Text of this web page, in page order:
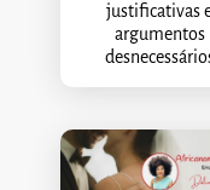
justificativas
argumentos